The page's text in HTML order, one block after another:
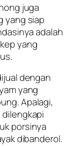
juga
yang siap
adalah
yang
dengan
yang
Apalagi,
porsinya
dibanderol.